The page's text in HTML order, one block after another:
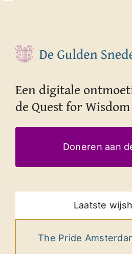
Een digitale
de Quest for
Doneren aan
Laatste
The Pride Amsterdam